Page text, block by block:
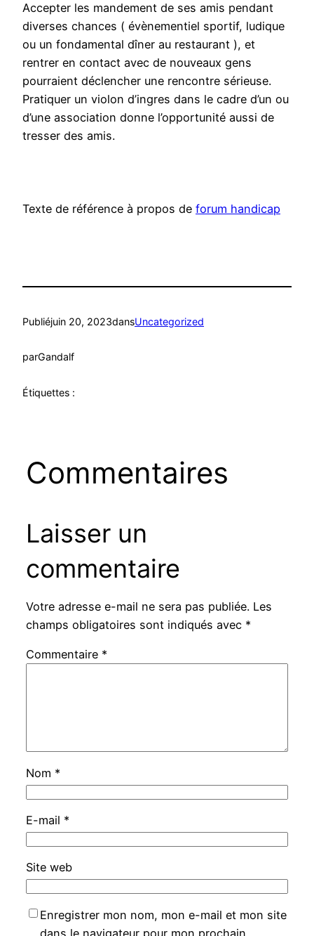
Accepter les mandement de ses amis pendant
diverses chances ( évènementiel sportif, ludique
ou un fondamental dîner au restaurant ), et
rentrer en contact avec de nouveaux gens
pourraient déclencher une rencontre sérieuse.
Pratiquer un violon d’ingres dans le cadre d’un ou
d’une association donne l’opportunité aussi de
tresser des amis.
Texte de référence à propos de forum handicap
Publiéjuin 20, 2023dansUncategorized
parGandalf
Étiquettes :
Commentaires
Laisser un
commentaire
Votre adresse e-mail ne sera pas publiée. Les
champs obligatoires sont indiqués avec *
Commentaire *
Nom *
E-mail *
Site web
Enregistrer mon nom, mon e-mail et mon site
dans le navigateur pour mon prochain